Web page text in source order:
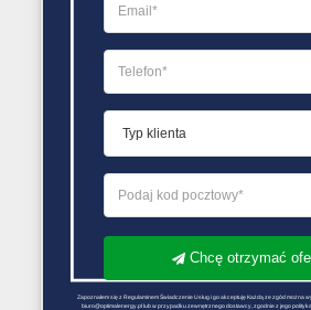
Chcę otrzymać
Zapoznałem się z Regulaminem Świadczenie Usług i go akceptuję Każdą ze zgód można
biuro@optimalenergy.pl lub w przypadku zewnętrznego dostawcy, zgodnie z jego